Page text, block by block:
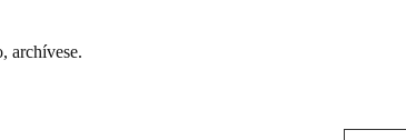
archívese.